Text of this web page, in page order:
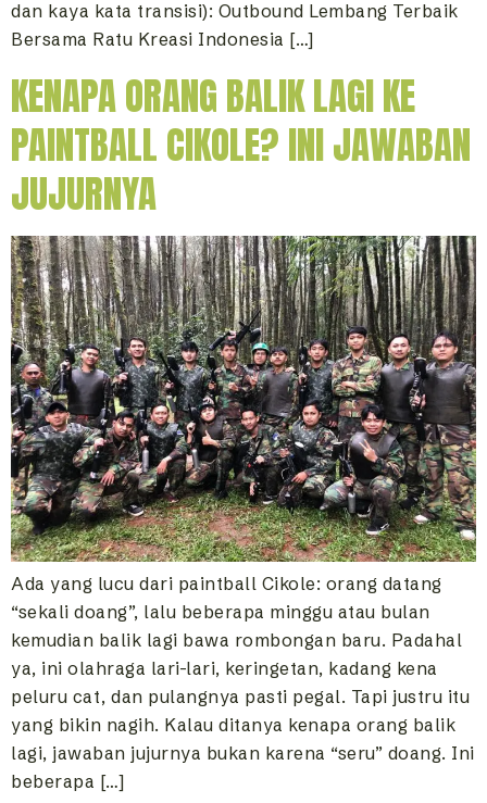
dan kaya kata transisi): Outbound Lembang Terbaik
Bersama Ratu Kreasi Indonesia […]
KENAPA ORANG BALIK LAGI KE
PAINTBALL CIKOLE? INI JAWABAN
JUJURNYA
Ada yang lucu dari paintball Cikole: orang datang
“sekali doang”, lalu beberapa minggu atau bulan
kemudian balik lagi bawa rombongan baru. Padahal
ya, ini olahraga lari-lari, keringetan, kadang kena
peluru cat, dan pulangnya pasti pegal. Tapi justru itu
yang bikin nagih. Kalau ditanya kenapa orang balik
lagi, jawaban jujurnya bukan karena “seru” doang. Ini
beberapa […]